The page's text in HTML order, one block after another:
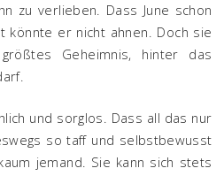
zu verlieben. Dass June schon
könnte er nicht ahnen. Doch sie
Geheimnis, hinter das
und sorglos. Dass all das nur
so taff und selbstbewusst
jemand. Sie kann sich stets